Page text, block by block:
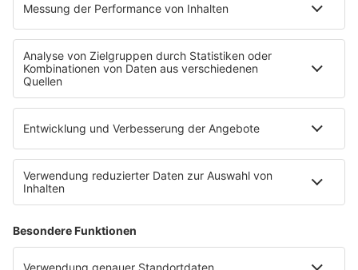
Service
Datenschutz
Datenschutzeinstellungen
Impressum
Nutzungsbedingungen
Stromvergleich
Werbung buchen
Moderatoren buchen